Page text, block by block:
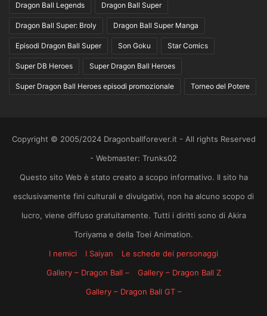
Dragon Ball Legends Dragon Ball Super
Dragon Ball Super: Broly Dragon Ball Super Manga
Episodi Dragon Ball Super Son Goku Star Comics
Super DB Heroes Super Dragon Ball Heroes
Super Dragon Ball Heroes episodi promozionale Torneo del Potere
Copyright © 2005/2024 Dragonballforever.it - All rights Reserved
- Webmaster: Trunks02
Questo sito Web è stato creato a scopo informativo. Il sito ha
esclusivamente fini culturali e divulgativi, non ha alcuno scopo di
lucro, viene diffuso gratuitamente. Tutti i diritti sono di Akira
Toriyama e della Toei Animation.
I nemici
I Saiyan
Le schede dei personaggi
Gallery – Dragon Ball –
Gallery – Dragon Ball Z
Gallery – Dragon Ball GT –